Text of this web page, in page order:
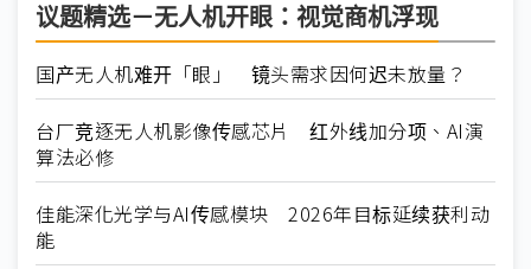
议题精选－无人机开眼：视觉商机浮现
国产无人机难开「眼」 镜头需求因何迟未放量？
台厂竞逐无人机影像传感芯片 红外线加分项、AI演
算法必修
佳能深化光学与AI传感模块 2026年目标延续获利动
能